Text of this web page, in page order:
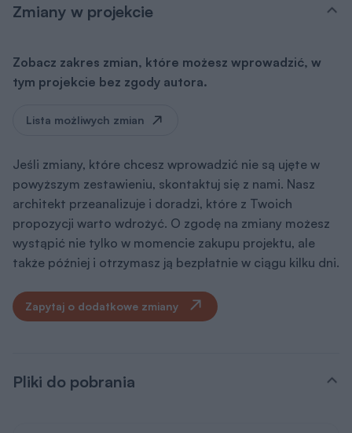
Zmiany w projekcie
Zobacz zakres zmian, które możesz wprowadzić, w
tym projekcie bez zgody autora.
Lista możliwych zmian
Jeśli zmiany, które chcesz wprowadzić nie są ujęte w
powyższym zestawieniu, skontaktuj się z nami. Nasz
architekt przeanalizuje i doradzi, które z Twoich
propozycji warto wdrożyć. O zgodę na zmiany możesz
wystąpić nie tylko w momencie zakupu projektu, ale
także później i otrzymasz ją bezpłatnie w ciągu kilku dni.
Zapytaj o dodatkowe zmiany
Pliki do pobrania